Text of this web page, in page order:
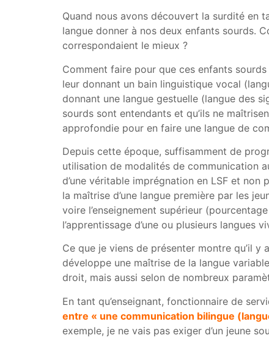
Quand nous avons découvert la surdité en
langue donner à nos deux enfants sourds.
correspondaient le mieux ?
Comment faire pour que ces enfants
leur donnant un bain linguistique vocal
donnant une langue gestuelle (langue des
sourds sont entendants et qu’ils ne
approfondie pour en faire une langue de
Depuis cette époque, suffisamment de
utilisation de modalités de communication
d’une véritable imprégnation en LSF et
la maîtrise d’une langue première par les
voire l’enseignement supérieur
l’apprentissage d’une ou plusieurs langues
Ce que je viens de présenter montre qu’il
développe une maîtrise de la langue
droit, mais aussi selon de nombreux
En tant qu’enseignant, fonctionnaire de
entre « une communication bilingue
exemple, je ne vais pas exiger d’un jeune